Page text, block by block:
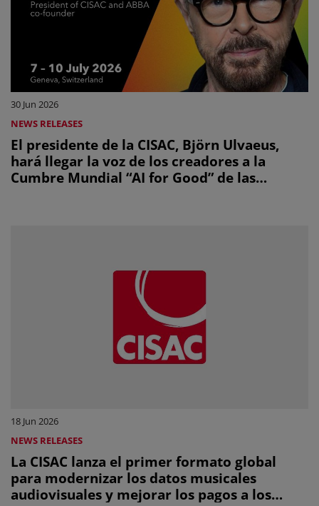
30 Jun 2026
NEWS RELEASES
El presidente de la CISAC, Björn Ulvaeus,
hará llegar la voz de los creadores a la
Cumbre Mundial “AI for Good” de las
18 Jun 2026
NEWS RELEASES
La CISAC lanza el primer formato global
para modernizar los datos musicales
audiovisuales y mejorar los pagos a los